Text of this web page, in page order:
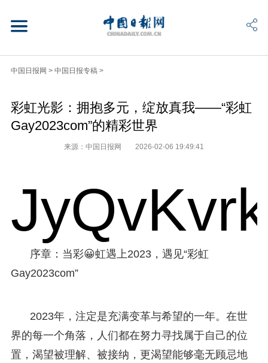
中国日报网 > 中国日报专稿 >
彩虹光影：拥抱多元，绽放真我——“彩虹
Gay2023com”的精彩世界
来源：中国日报网 2026-02-06 19:49:41
序章：当彩😀虹遇上2023，遇见“彩虹
Gay2023com”
2023年，注定是充满变革与希望的一年。在世
界的每一个角落，人们都在努力寻找属于自己的位
置，渴望被理解、被接纳，更渴望能够毫无顾忌地